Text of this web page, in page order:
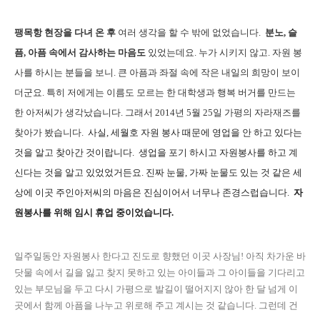
팽목항 현장을 다녀 온 후 여러 생각을 할 수 밖에 없었습니다. 분노, 슬
픔, 아픔 속에서 감사하는 마음도 있었는데요. 누가 시키지 않고. 자원 봉
사를 하시는 분들을 보니. 큰 아픔과 좌절 속에 작은 내일의 희망이 보이
더군요. 특히 저에게는 이름도 모르는 한 대학생과 행복 버거를 만드는
한 아저씨가 생각났습니다. 그래서 2014년 5월 25일 가평의 자라재즈를
찾아가 봤습니다. 사실, 세월호 자원 봉사 때문에 영업을 안 하고 있다는
것을 알고 찾아간 것이랍니다. 생업을 포기 하시고 자원봉사를 하고 계
신다는 것을 알고 있었었거든요. 진짜 눈물, 가짜 눈물도 있는 것 같은 세
상에 이곳 주인아저씨의 마음은 진심이어서 너무나 존경스럽습니다. 자
원봉사를 위해 임시 휴업 중이었습니다.
일주일동안 자원봉사 한다고 진도로 향했던 이곳 사장님! 아직 차가운 바
닷물 속에서 길을 잃고 찾지 못하고 있는 아이들과 그 아이들을 기다리고
있는 부모님을 두고 다시 가평으로 발길이 떨어지지 않아 한 달 넘게 이
곳에서 함께 아픔을 나누고 위로해 주고 계시는 것 같습니다. 그런데 건